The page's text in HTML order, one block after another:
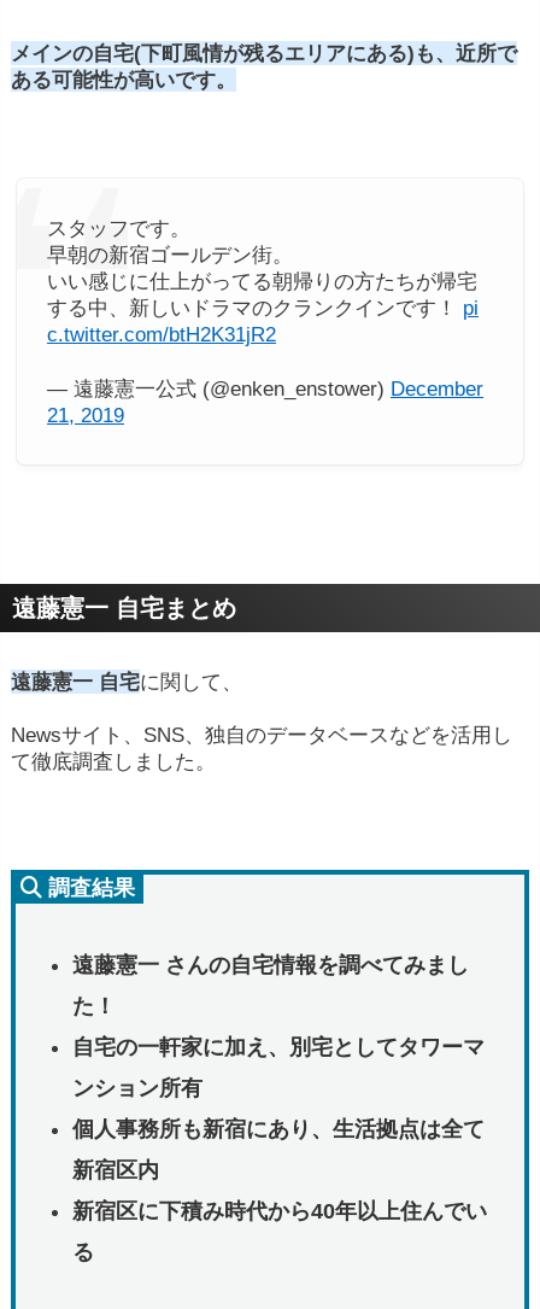
メインの自宅(下町風情が残るエリアにある)も、近所で
ある可能性が高いです。
スタッフです。
早朝の新宿ゴールデン街。
いい感じに仕上がってる朝帰りの方たちが帰宅
する中、新しいドラマのクランクインです！ pi
c.twitter.com/btH2K31jR2
— 遠藤憲一公式 (@enken_enstower) December
21, 2019
遠藤憲一 自宅まとめ
遠藤憲一 自宅に関して、
Newsサイト、SNS、独自のデータベースなどを活用し
て徹底調査しました。
調査結果
遠藤憲一 さんの自宅情報を調べてみまし
た！
自宅の一軒家に加え、別宅としてタワーマ
ンション所有
個人事務所も新宿にあり、生活拠点は全て
新宿区内
新宿区に下積み時代から40年以上住んでい
る